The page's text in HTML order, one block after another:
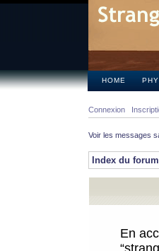
HOME
Connexion
Voir les messages
Index du forum
En